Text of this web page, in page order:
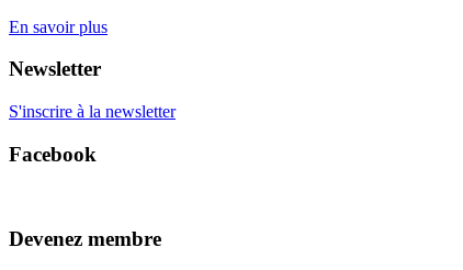
En savoir plus
Newsletter
S'inscrire à la newsletter
Facebook
Devenez membre